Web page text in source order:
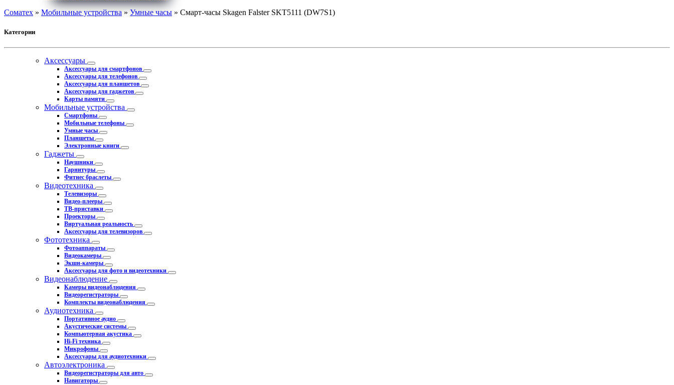
Соматех » Мобильные устройства»Умные часы » Смарт-часы Skagen Falster SKT5111 (DW7S1)
Категории
Аксессуары
Аксессуары для смартфонов
Аксессуары для телефонов
Аксессуары для планшетов
Аксессуары для гаджетов
Карты памяти
Мобильные устройства
Смартфоны
Мобильные телефоны
Умные часы
Планшеты
Электронные книги
Гаджеты
Наушники
Гарнитуры
Фитнес браслеты
Видеотехника
Телевизоры
Видео-плееры
ТВ-приставки
Проекторы
Виртуальная реальность
Аксессуары для телевизоров
Фототехника
Фотоаппараты
Видеокамеры
Экшн-камеры
Аксессуары для фото и видеотехники
Видеонаблюдение
Камеры видеонаблюдения
Видеорегистраторы
Комплекты видеонаблюдения
Аудиотехника
Портативное аудио
Акустические системы
Компьютерная акустика
Hi-Fi техника
Микрофоны
Аксессуары для аудиотехники
Автоэлектроника
Видеорегистраторы для авто
Навигаторы